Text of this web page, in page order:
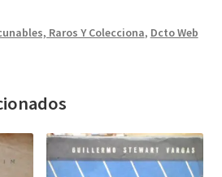
(12)
Raros Y Colecciona, Dcto Web